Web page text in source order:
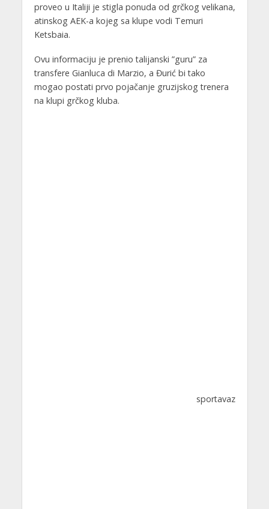
proveo u Italiji je stigla ponuda od grčkog velikana,
atinskog AEK-a kojeg sa klupe vodi Temuri
Ketsbaia.
Ovu informaciju je prenio talijanski ”guru” za
transfere Gianluca di Marzio, a Đurić bi tako
mogao postati prvo pojačanje gruzijskog trenera
na klupi grčkog kluba.
sportavaz